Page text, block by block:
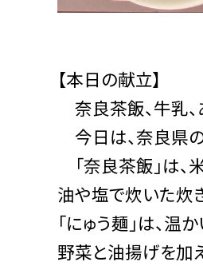
【本日の献立】
奈良茶飯、牛乳、
今日は、奈良県
「奈良茶飯」は
油や塩で炊いた炊
「にゅう麺」は、
野菜と油揚げを加